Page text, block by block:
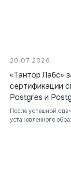
20.07.2026
«Тантор Лабс»
сертификации
Postgres и
После успешной
установленного